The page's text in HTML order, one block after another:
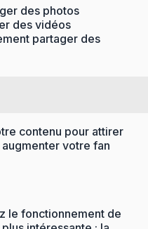
des photos
des vidéos
partager des
contenu pour attirer
votre fan
le fonctionnement de